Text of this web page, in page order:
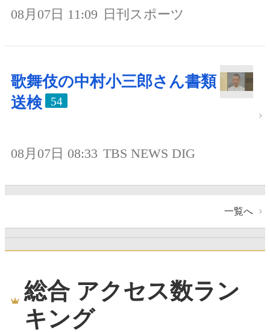
08月07日 11:09 日刊スポーツ
歌舞伎の中村小三郎さん書類
送検
54
08月07日 08:33 TBS NEWS DIG
一覧へ
総合 アクセス数ラン
キング